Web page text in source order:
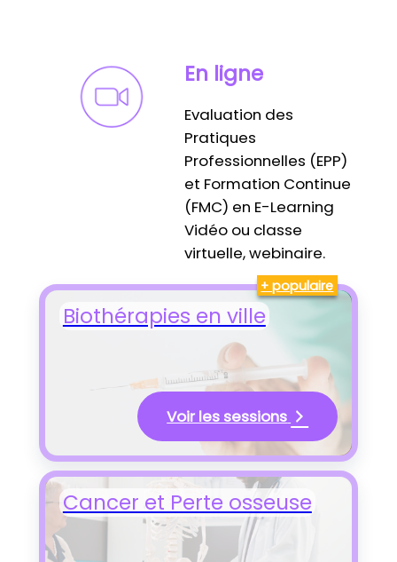
En ligne
Evaluation des
Pratiques
Professionnelles (EPP)
et Formation Continue
(FMC) en E-Learning
Vidéo ou classe
virtuelle, webinaire.
Biothérapies en ville
+ populaire
Voir les sessions
Cancer et Perte osseuse